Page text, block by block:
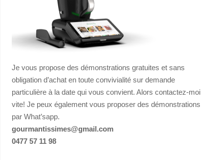
Je vous propose des démonstrations gratuites et sans
obligation d’achat en toute convivialité sur demande
particulière à la date qui vous convient. Alors contactez-moi
vite! Je peux également vous proposer des démonstrations
par What’sapp.
gourmantissimes@gmail.com
0477 57 11 98